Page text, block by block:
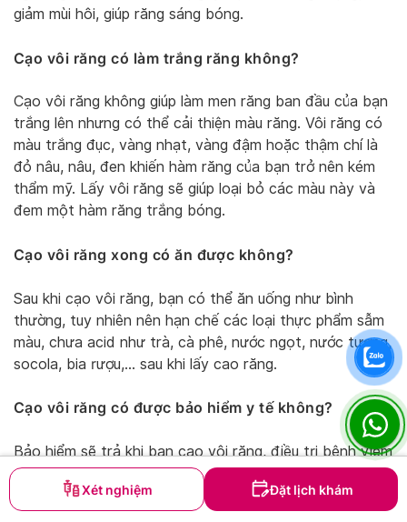
Xét nghiệm Đặt lịch khám
giảm mùi hôi, giúp răng sáng bóng.
Cạo vôi răng có làm trắng răng không?
Cạo vôi răng không giúp làm men răng ban đầu của bạn
trắng lên nhưng có thể cải thiện màu răng. Vôi răng có
màu trắng đục, vàng nhạt, vàng đậm hoặc thậm chí là
đỏ nâu, nâu, đen khiến hàm răng của bạn trở nên kém
thẩm mỹ. Lấy vôi răng sẽ giúp loại bỏ các màu này và
đem một hàm răng trắng bóng.
Cạo vôi răng xong có ăn được không?
Sau khi cạo vôi răng, bạn có thể ăn uống như bình
thường, tuy nhiên nên hạn chế các loại thực phẩm sẫm
màu, chưa acid như trà, cà phê, nước ngọt, nước tương,
socola, bia rượu,… sau khi lấy cao răng.
Cạo vôi răng có được bảo hiểm y tế không?
Bảo hiểm sẽ trả khi bạn cạo vôi răng, điều trị bệnh viêm
tủy, viêm nha chu, nhổ răng, trám răng theo điều 21 của
Luật Bảo hiểm y tế năm 2014. Vậy, câu trả lời là có.